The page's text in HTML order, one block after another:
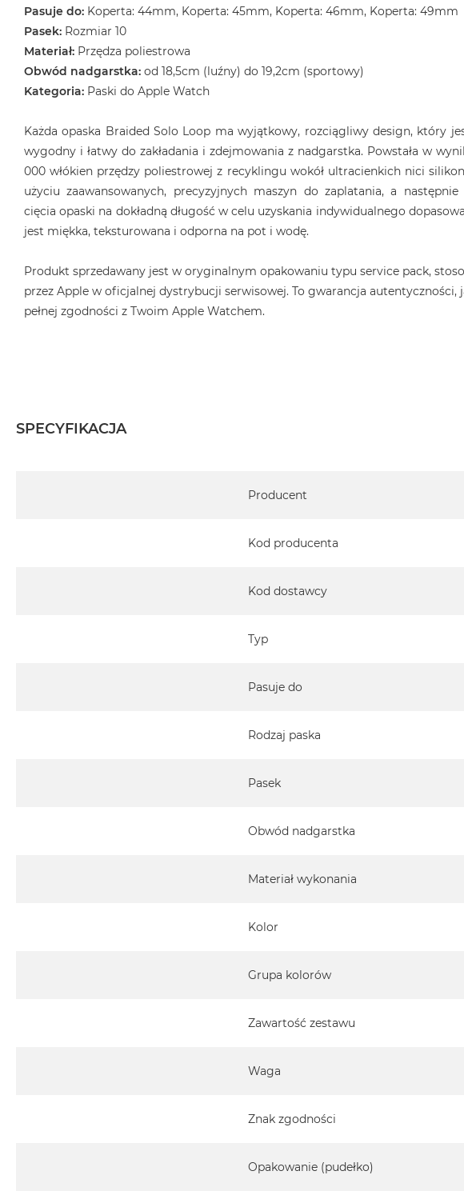
Pasuje do: Koperta: 44mm, Koperta: 45mm, Koperta: 46mm, Koperta: 49mm
Pasek: Rozmiar 10
Materiał: Przędza poliestrowa
Obwód nadgarstka: od 18,5cm (luźny) do 19,2cm (sportowy)
Kategoria: Paski do Apple Watch
Każda opaska Braided Solo Loop ma wyjątkowy, rozciągliwy design, który
wygodny i łatwy do zakładania i zdejmowania z nadgarstka. Powstała w
000 włókien przędzy poliestrowej z recyklingu wokół ultracienkich nici
użyciu zaawansowanych, precyzyjnych maszyn do zaplatania, a następnie
cięcia opaski na dokładną długość w celu uzyskania indywidualnego
jest miękka, teksturowana i odporna na pot i wodę.
Produkt sprzedawany jest w oryginalnym opakowaniu typu service pack,
przez Apple w oficjalnej dystrybucji serwisowej. To gwarancja autentyczności,
pełnej zgodności z Twoim Apple Watchem.
SPECYFIKACJA
Producent
Kod producenta
Kod dostawcy
Typ
Pasuje do
Rodzaj paska
Pasek
Obwód nadgarstka
Materiał wykonania
Kolor
Grupa kolorów
Zawartość zestawu
Waga
Znak zgodności
Opakowanie (pudełko)